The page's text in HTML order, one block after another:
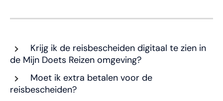
Krijg ik de reisbescheiden digitaal te zien in
de Mijn Doets Reizen omgeving?
Moet ik extra betalen voor de
reisbescheiden?